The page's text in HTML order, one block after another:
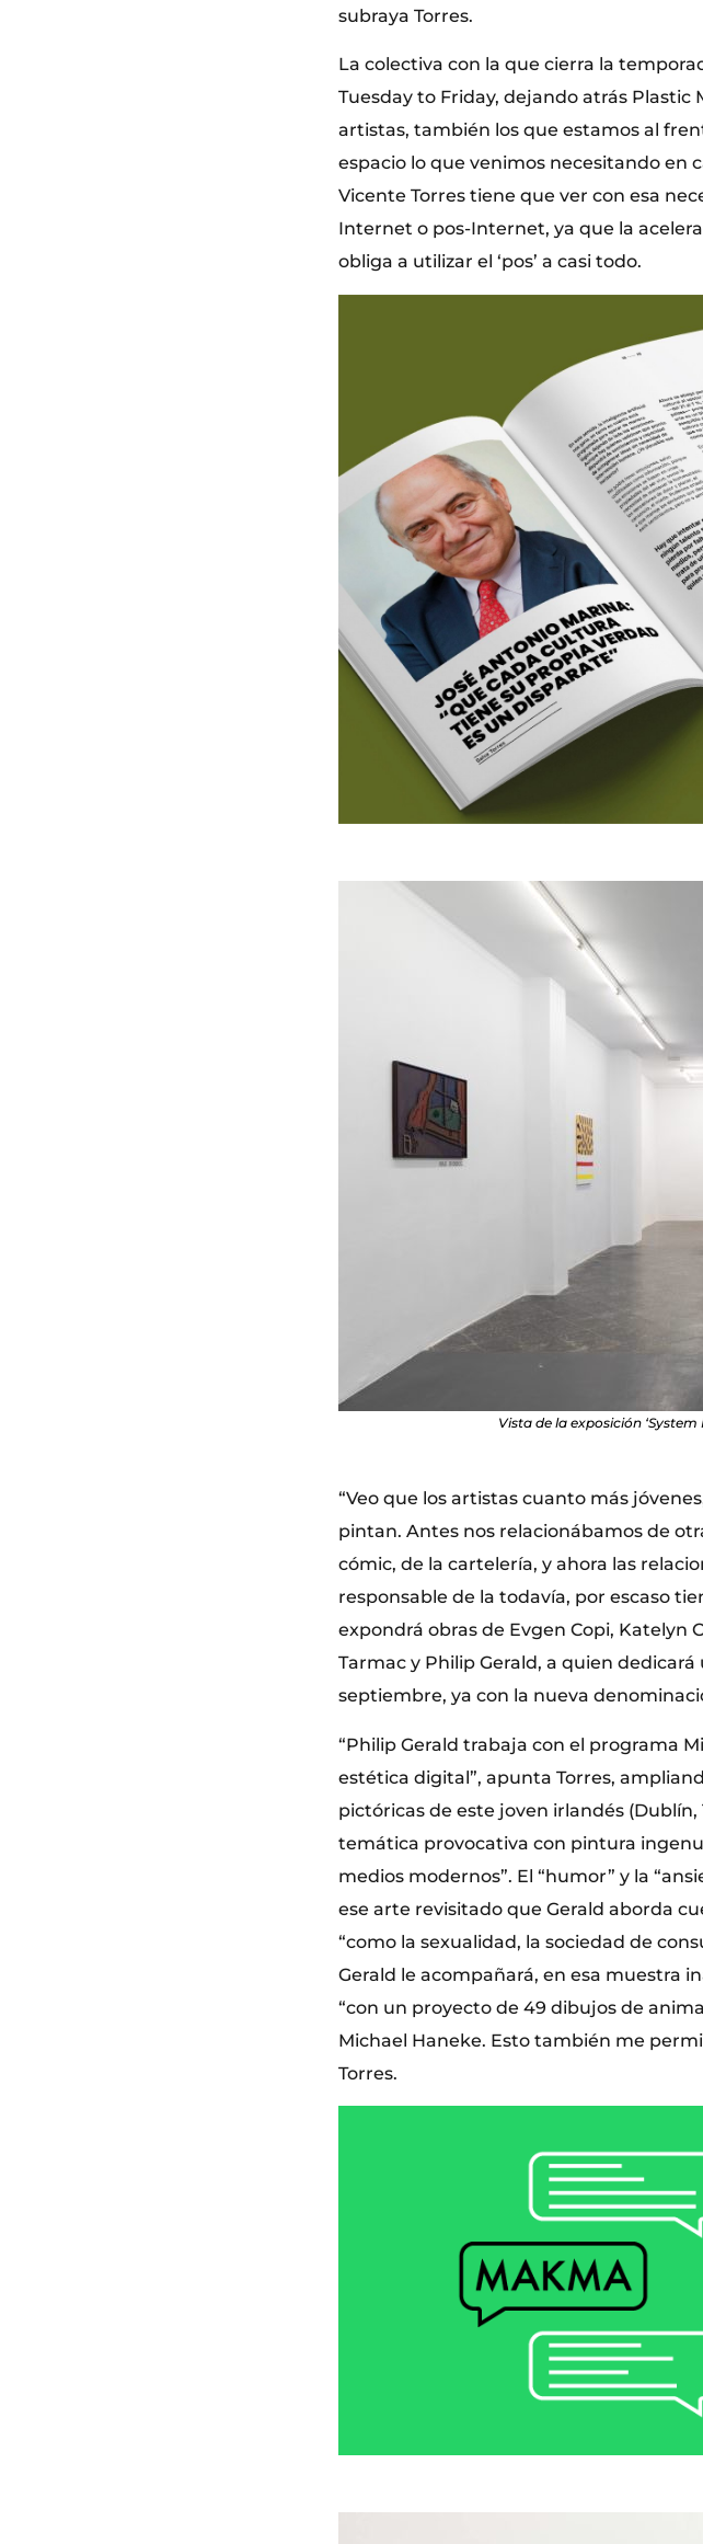
subraya Torres.
La colectiva con la que cierra la
Tuesday to Friday, dejando atrás Plastic
artistas, también los que estamos al
espacio lo que venimos necesitando en
Vicente Torres tiene que ver con esa
Internet o pos-Internet, ya que la
obliga a utilizar el ‘pos’ a casi todo.
Vista de la exposición
“Veo que los artistas cuanto más
pintan. Antes nos relacionábamos de
cómic, de la cartelería, y ahora las
responsable de la todavía, por escaso
expondrá obras de Evgen Copi, Katelyn
Tarmac y Philip Gerald, a quien
septiembre, ya con la nueva
“Philip Gerald trabaja con el programa
estética digital”, apunta Torres,
pictóricas de este joven irlandés
temática provocativa con pintura
medios modernos”. El “humor” y la
ese arte revisitado que Gerald aborda
“como la sexualidad, la sociedad de
Gerald le acompañará, en esa muestra
“con un proyecto de 49 dibujos de
Michael Haneke. Esto también me
Torres.